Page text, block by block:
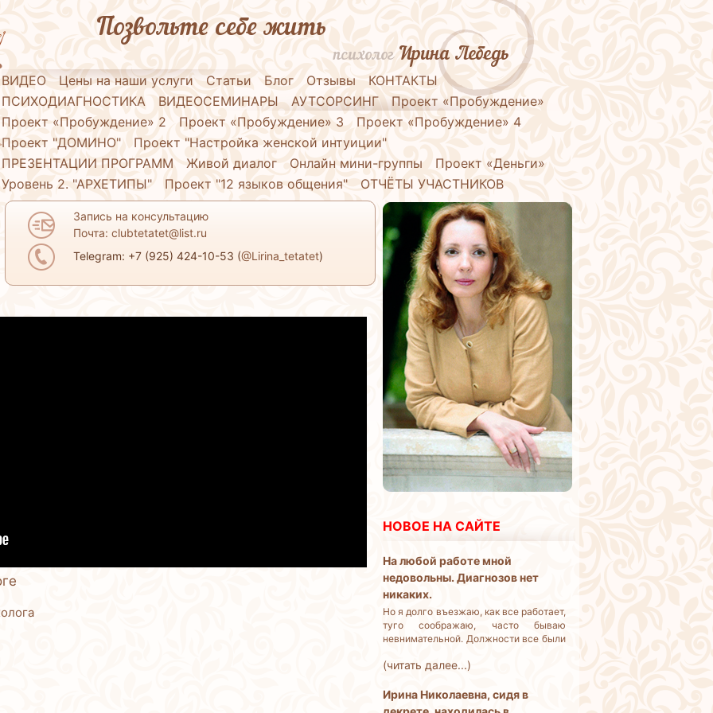
Позвольте себе жить
психологИрина Лебедь
ВИДЕО Цены на наши услуги Статьи Блог Отзывы
КОНТАКТЫ
ПСИХОДИАГНОСТИКА
ВИДЕОСЕМИНАРЫ АУТСОРСИНГ
Проект «Пробуждение»
Проект «Пробуждение» 2
Проект «Пробуждение» 3
Проект «Пробуждение» 4
Проект "ДОМИНО"
Проект "Настройка женской интуиции"
ПРЕЗЕНТАЦИИ ПРОГРАММ
Живой диалог Онлайн мини-группы
Проект «Деньги»
Уровень 2. "АРХЕТИПЫ"
Проект "12 языков общения" ОТЧЁТЫ УЧАСТНИКОВ
Запись на консультацию
Почта: clubtetatet@list.ru
Telegram: +7 (925) 424-10-53 (@Lirina_tetatet)
НОВОЕ НА САЙТЕ
На любой работе мной
недовольны. Диагнозов нет
никаких.
Но я долго въезжаю, как все работает,
туго соображаю, часто бываю
невнимательной. Должности все были
нет. Но работать и жить на что-то
(читать далее...)
Ирина Николаевна, сидя в